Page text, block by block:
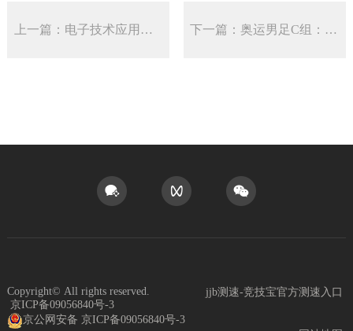
上一篇：电子技术应用业界新闻-电子发烧友网 下一篇：奥运男足C组：西班牙小组第一出线埃及净胜球筛选阿根廷
Copyright© jjb测速-竞技宝官方测速入口
All rights reserved.
京ICP备09056840号-3
京公网安备 京ICP备09056840号-3